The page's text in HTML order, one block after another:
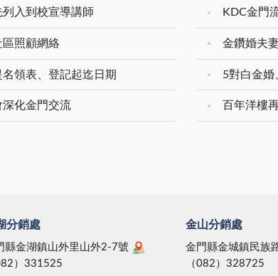
入到校宣導講師
照顧網絡
領表、登記起迄日期
化金門交流
KDC金門
百年洋樓
分銷處
縣金湖鎮山外里山外2-7號
）331525
金山分銷處
金門縣金城鎮民族
（082）328725